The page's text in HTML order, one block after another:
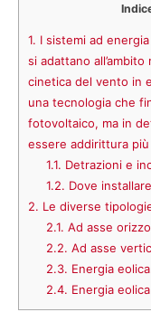
1. I sistemi ad
si adattano
cinetica del vento in
una tecnologia che
fotovoltaico, ma in
essere addirittura
1.1. Detrazioni e
1.2. Dove
2. Le diverse
2.1. Ad asse
2.2. Ad asse
2.3. Energia
2.4. Energia